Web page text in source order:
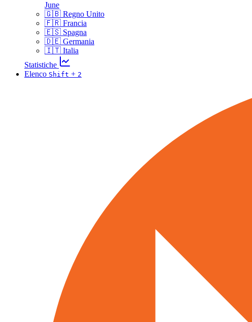
June
🇬🇧 Regno Unito
🇫🇷 Francia
🇪🇸 Spagna
🇩🇪 Germania
🇮🇹 Italia
Statistiche
Elenco Shift + 2